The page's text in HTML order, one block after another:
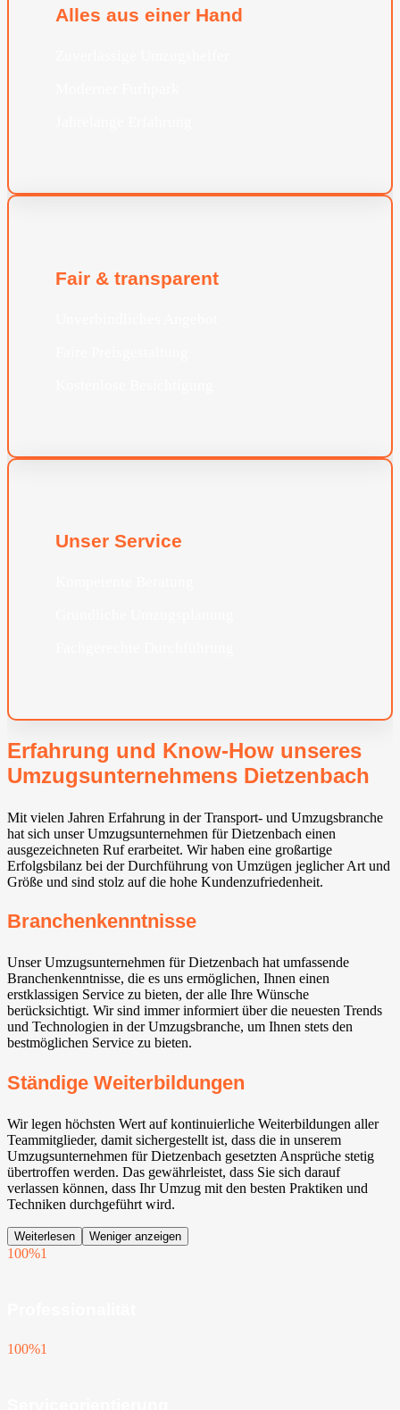
Alles aus einer Hand
Fair & transparent
Unser Service
Erfahrung und Know-How unseres
Umzugsunternehmens Dietzenbach
Mit vielen Jahren Erfahrung in der Transport- und Umzugsbranche
hat sich unser Umzugsunternehmen für Dietzenbach einen
ausgezeichneten Ruf erarbeitet. Wir haben eine großartige
Erfolgsbilanz bei der Durchführung von Umzügen jeglicher Art und
Größe und sind stolz auf die hohe Kundenzufriedenheit.
Branchenkenntnisse
Unser Umzugsunternehmen für Dietzenbach hat umfassende
Branchenkenntnisse, die es uns ermöglichen, Ihnen einen
erstklassigen Service zu bieten, der alle Ihre Wünsche
berücksichtigt. Wir sind immer informiert über die neuesten Trends
und Technologien in der Umzugsbranche, um Ihnen stets den
bestmöglichen Service zu bieten.
Ständige Weiterbildungen
Wir legen höchsten Wert auf kontinuierliche Weiterbildungen aller
Teammitglieder, damit sichergestellt ist, dass die in unserem
Umzugsunternehmen für Dietzenbach gesetzten Ansprüche stetig
übertroffen werden. Das gewährleistet, dass Sie sich darauf
verlassen können, dass Ihr Umzug mit den besten Praktiken und
Techniken durchgeführt wird.
Weiterlesen Weniger anzeigen
100%1
100%1